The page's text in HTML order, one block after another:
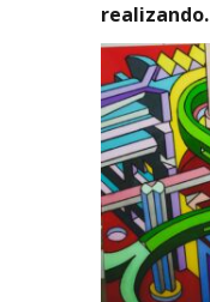
realizando.